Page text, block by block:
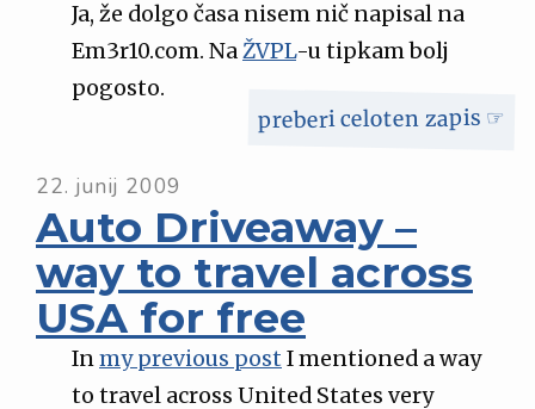
Ja, že dolgo časa nisem nič napisal na
Em3r10.com. NaŽVPL-u tipkam bolj
pogosto.
preberi celoten zapis ☞
22. junij 2009
Auto Driveaway –
way to travel across
USA for free
Inmy previous post I mentioned a way
to travel across United States very